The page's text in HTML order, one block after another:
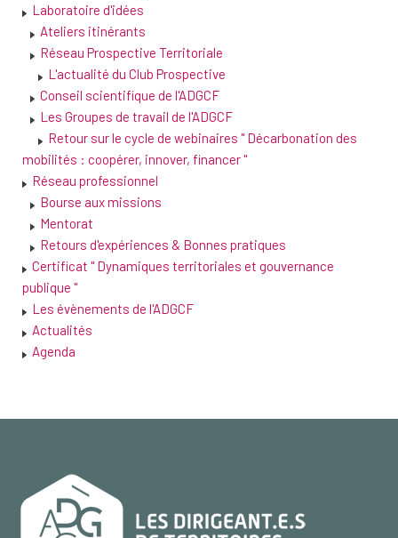
Laboratoire d'idées
Ateliers itinérants
Réseau Prospective Territoriale
L'actualité du Club Prospective
Conseil scientifique de l'ADGCF
Les Groupes de travail de l'ADGCF
Retour sur le cycle de webinaires " Décarbonation des
mobilités : coopérer, innover, financer "
Réseau professionnel
Bourse aux missions
Mentorat
Retours d'expériences & Bonnes pratiques
Certificat " Dynamiques territoriales et gouvernance
publique "
Les évènements de l'ADGCF
Actualités
Agenda